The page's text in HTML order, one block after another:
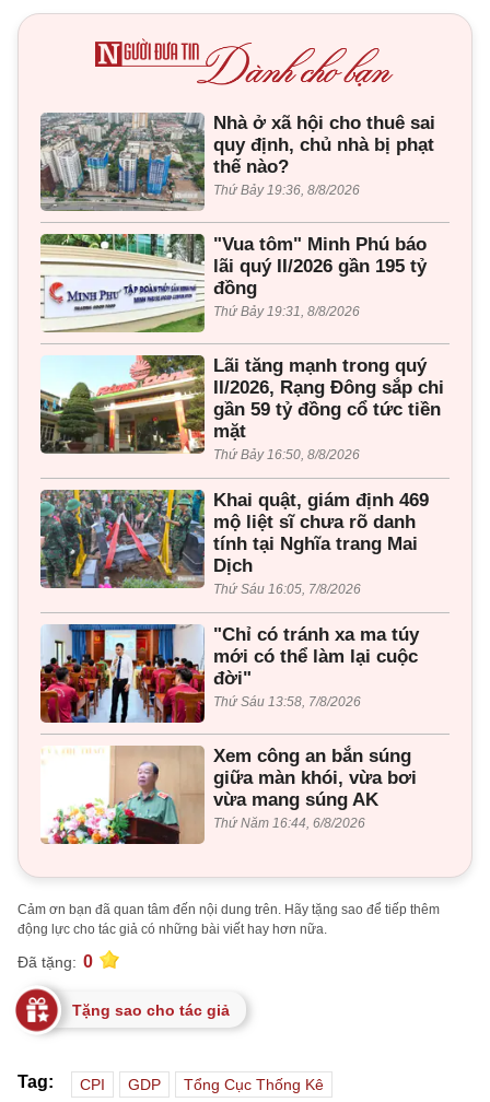
Nhà ở xã hội cho thuê sai
quy định, chủ nhà bị phạt
thế nào?
Thứ Bảy 19:36, 8/8/2026
"Vua tôm" Minh Phú báo
lãi quý II/2026 gần 195 tỷ
đồng
Thứ Bảy 19:31, 8/8/2026
Lãi tăng mạnh trong quý
II/2026, Rạng Đông sắp chi
gần 59 tỷ đồng cổ tức tiền
mặt
Thứ Bảy 16:50, 8/8/2026
Khai quật, giám định 469
mộ liệt sĩ chưa rõ danh
tính tại Nghĩa trang Mai
Dịch
Thứ Sáu 16:05, 7/8/2026
"Chỉ có tránh xa ma túy
mới có thể làm lại cuộc
đời"
Thứ Sáu 13:58, 7/8/2026
Xem công an bắn súng
giữa màn khói, vừa bơi
vừa mang súng AK
Thứ Năm 16:44, 6/8/2026
Cảm ơn bạn đã quan tâm đến nội dung trên. Hãy tặng sao để tiếp thêm
động lực cho tác giả có những bài viết hay hơn nữa.
Đã tặng: 0
Tặng sao cho tác giả
Tag: CPI GDP Tổng Cục Thống Kê